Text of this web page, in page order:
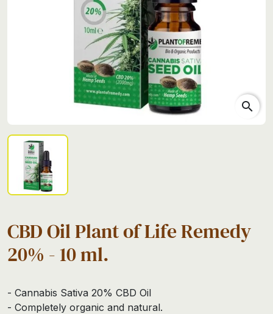
search
CBD Oil Plant of Life Remedy
20% - 10 ml.
- Cannabis Sativa 20% CBD Oil
- Completely organic and natural.